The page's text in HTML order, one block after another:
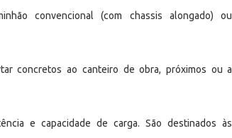
convencional (com chassis alongado) ou
concretos ao canteiro de obra, próximos ou a
e capacidade de carga. São destinados às